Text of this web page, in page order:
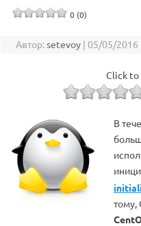
0 (0)
Автор:setevoy | 05/05/2016
Click
В
тому,